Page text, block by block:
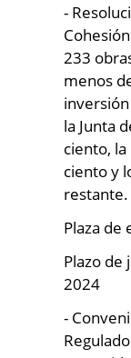
-
233
menos
la Junta
ciento,
ciento y
restante.
Plaza de
Plazo de
2024
-